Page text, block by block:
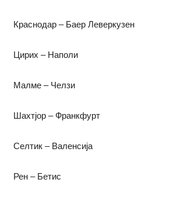
Краснодар – Баер Леверкузен
Цирих – Наполи
Малме – Челзи
Шахтјор – Франкфурт
Селтик – Валенсија
Рен – Бетис